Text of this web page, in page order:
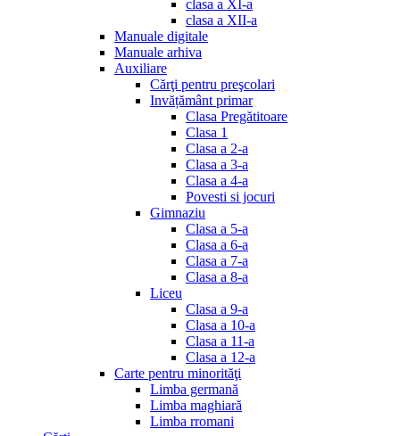
clasa a XI-a
clasa a XII-a
Manuale digitale
Manuale arhiva
Auxiliare
Cărţi pentru preşcolari
Invățământ primar
Clasa Pregătitoare
Clasa 1
Clasa a 2-a
Clasa a 3-a
Clasa a 4-a
Povesti si jocuri
Gimnaziu
Clasa a 5-a
Clasa a 6-a
Clasa a 7-a
Clasa a 8-a
Liceu
Clasa a 9-a
Clasa a 10-a
Clasa a 11-a
Clasa a 12-a
Carte pentru minorităţi
Limba germană
Limba maghiară
Limba rromani